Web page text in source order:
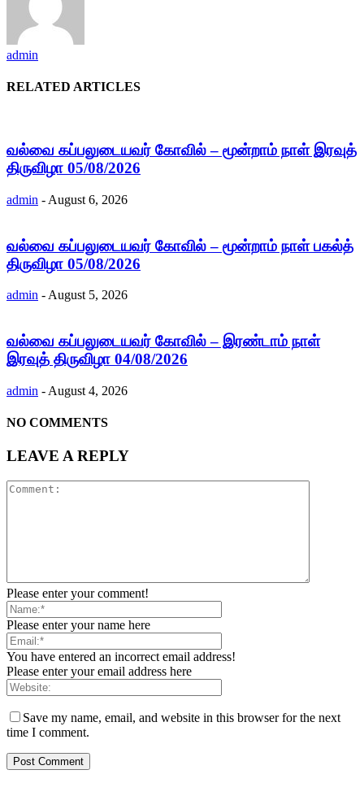
admin
RELATED ARTICLES
வல்வை கப்பலுடையவர் கோவில் – மூன்றாம் நாள் இரவுத்
திருவிழா 05/08/2026
admin - August 6, 2026
வல்வை கப்பலுடையவர் கோவில் – மூன்றாம் நாள் பகல்த்
திருவிழா 05/08/2026
admin - August 5, 2026
வல்வை கப்பலுடையவர் கோவில் – இரண்டாம் நாள்
இரவுத் திருவிழா 04/08/2026
admin - August 4, 2026
NO COMMENTS
LEAVE A REPLY
Please enter your comment!
Please enter your name here
You have entered an incorrect email address!
Please enter your email address here
Save my name, email, and website in this browser for the next
time I comment.